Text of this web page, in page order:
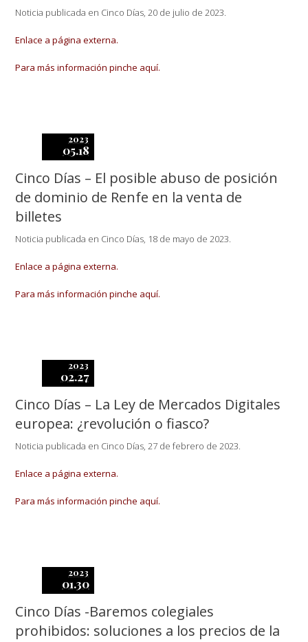
Noticia publicada en Cinco Días, 20 de julio de 2023.
Enlace a página externa.
Para más información pinche aquí.
2023
05.18
Cinco Días – El posible abuso de posición
de dominio de Renfe en la venta de
billetes
Noticia publicada en Cinco Días, 18 de mayo de 2023.
Enlace a página externa.
Para más información pinche aquí.
2023
02.27
Cinco Días – La Ley de Mercados Digitales
europea: ¿revolución o fiasco?
Noticia publicada en Cinco Días, 27 de febrero de 2023.
Enlace a página externa.
Para más información pinche aquí.
2023
01.30
Cinco Días -Baremos colegiales
prohibidos: soluciones a los precios de la